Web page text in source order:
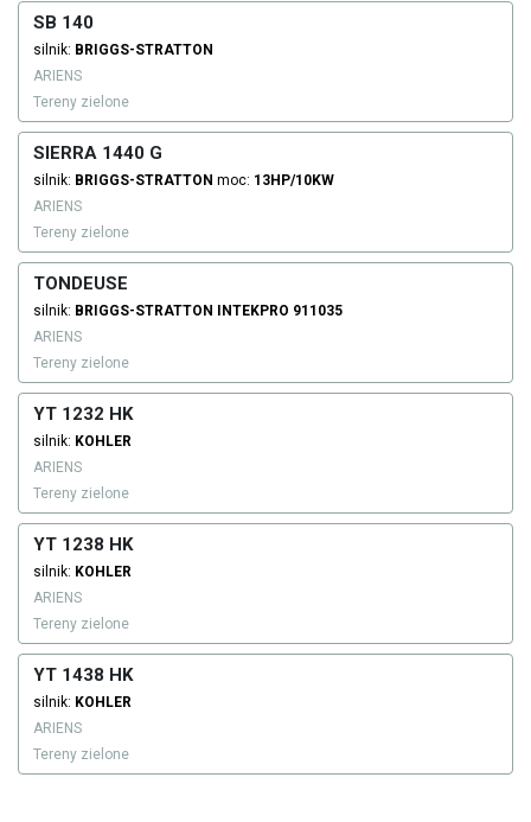
SB 140
silnik: BRIGGS-STRATTON
ARIENS
Tereny zielone
SIERRA 1440 G
silnik: BRIGGS-STRATTON moc: 13HP/10KW
ARIENS
Tereny zielone
TONDEUSE
silnik: BRIGGS-STRATTON
INTEKPRO 911035
ARIENS
Tereny zielone
YT 1232 HK
silnik: KOHLER
ARIENS
Tereny zielone
YT 1238 HK
silnik: KOHLER
ARIENS
Tereny zielone
YT 1438 HK
silnik: KOHLER
ARIENS
Tereny zielone